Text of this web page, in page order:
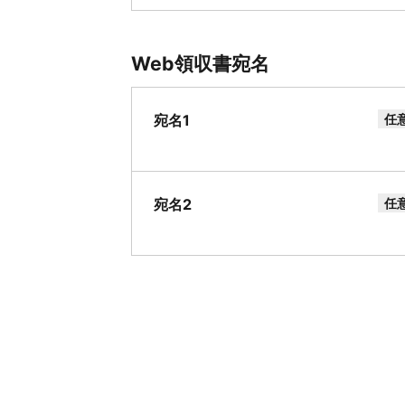
Web領収書宛名
宛名1 任
宛名2 任